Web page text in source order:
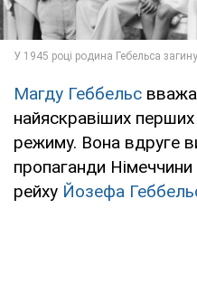
Магду Геббельс
найяскравіших
режиму. Вона вдруге
пропаганди
рейху Йозефа